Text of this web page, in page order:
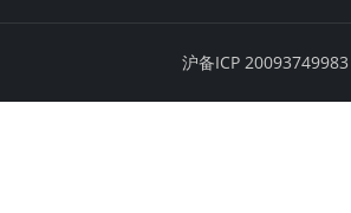
沪备ICP 20093749983